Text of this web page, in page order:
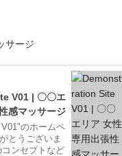
サージ
V01 | 〇〇エ
感マッサージ
のホームペ
とうございま
ンセプトなど